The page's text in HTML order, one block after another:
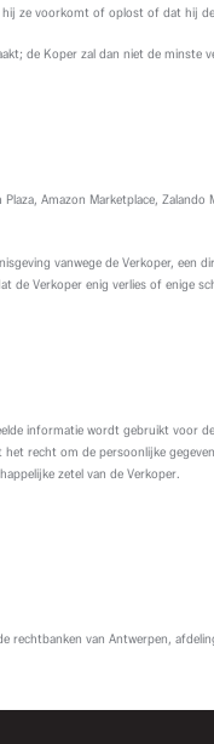
ze voorkomt of oplost of dat hij
de Koper zal dan niet de minste
Amazon Marketplace, Zalando
vanwege de Verkoper, een
Verkoper enig verlies of enige
informatie wordt gebruikt voor
recht om de persoonlijke
zetel van de Verkoper.
rechtbanken van Antwerpen,